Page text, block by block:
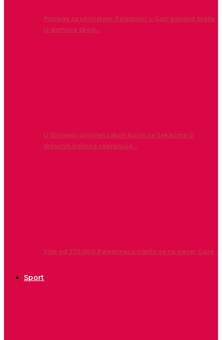
Potraga za utočištem: Palestinci u Gazi ponovo bježe
iz domova zbog…
U Sloveniji usvojen zakon kojim se ljekarima iz
državnih bolnica zabranjuje…
Više od 376.000 Palestinaca vratilo se na sjever Gaze
Sport